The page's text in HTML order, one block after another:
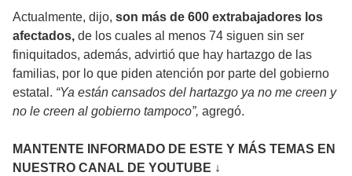
Actualmente, dijo, son más de 600 extrabajadores los
afectados, de los cuales al menos 74 siguen sin ser
finiquitados, además, advirtió que hay hartazgo de las
familias, por lo que piden atención por parte del gobierno
estatal. “Ya están cansados del hartazgo ya no me creen y
no le creen al gobierno tampoco”, agregó.
MANTENTE INFORMADO DE ESTE Y MÁS TEMAS EN
NUESTRO CANAL DE YOUTUBE ↓